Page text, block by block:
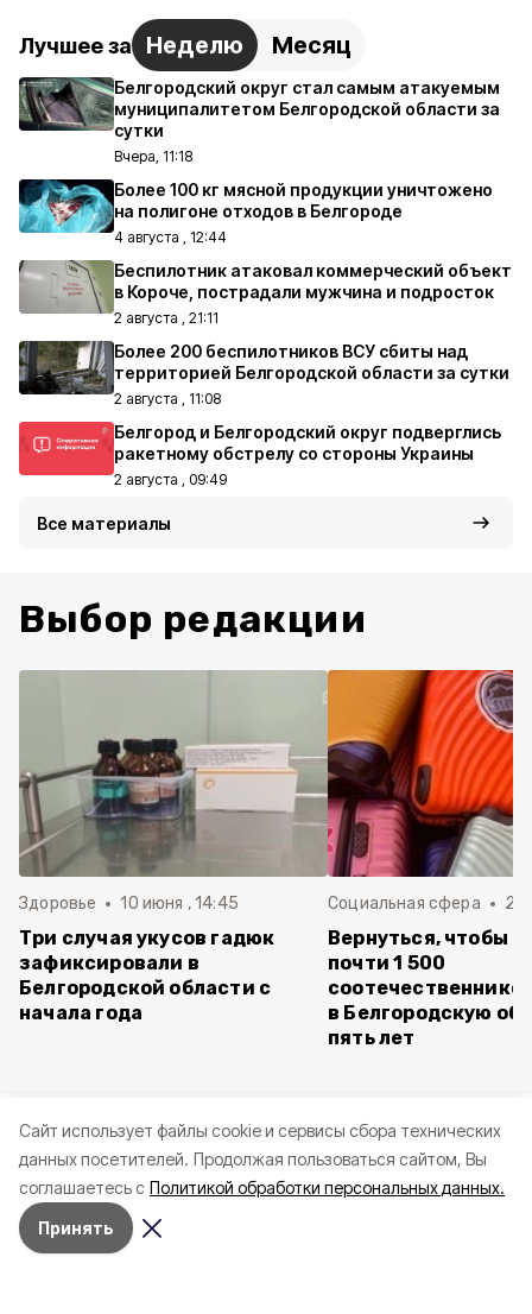
Cайт использует файлы cookie и сервисы сбора технических
данных посетителей. Продолжая пользоваться сайтом, Вы
соглашаетесь с Политикой обработки персональных данных.
Принять
Лучшее за Неделю Месяц
Белгородский округ стал самым атакуемым
муниципалитетом Белгородской области за
сутки
Вчера, 11:18
Более 100 кг мясной продукции уничтожено
на полигоне отходов в Белгороде
4 августа , 12:44
Беспилотник атаковал коммерческий объект
в Короче, пострадали мужчина и подросток
2 августа , 21:11
Более 200 беспилотников ВСУ сбиты над
территорией Белгородской области за сутки
2 августа , 11:08
Белгород и Белгородский округ подверглись
ракетному обстрелу со стороны Украины
2 августа , 09:49
Все материалы
Выбор редакции
Здоровье 10 июня , 14:45
Три случая укусов гадюк
зафиксировали в
Белгородской области с
начала года
Социальная сфера 20
Вернуться, чтобы
почти 1 500
в Белгородскую
пять лет